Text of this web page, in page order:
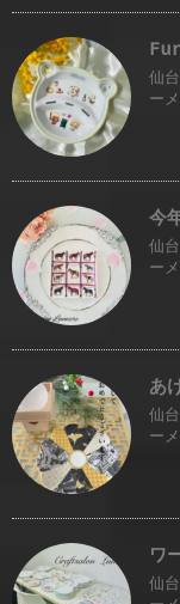
仙
ー
今
仙
ー
あ
仙
ー
ワ
仙